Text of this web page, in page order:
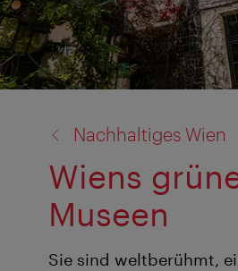
Nachhaltiges Wien
Wiens
Museen
Sie sind weltberühmt,